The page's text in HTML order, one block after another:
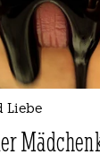
Liebe